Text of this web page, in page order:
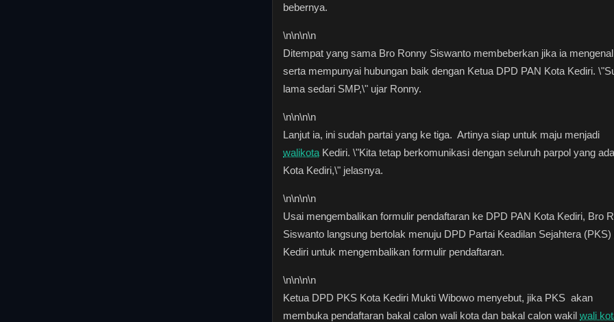
bebernya.
\n\n\n\n
Ditempat yang sama Bro Ronny Siswanto membeberkan jika ia mengenal
serta mempunyai hubungan baik dengan Ketua DPD PAN Kota Kediri.
lama sedari SMP,\" ujar Ronny.
\n\n\n\n
Lanjut ia, ini sudah partai yang ke tiga. Artinya siap untuk maju menjadi
walikota Kediri. \"Kita tetap berkomunikasi dengan seluruh parpol yang
Kota Kediri,\" jelasnya.
\n\n\n\n
Usai mengembalikan formulir pendaftaran ke DPD PAN Kota Kediri, Bro
Siswanto langsung bertolak menuju DPD Partai Keadilan Sejahtera (PKS)
Kediri untuk mengembalikan formulir pendaftaran.
\n\n\n\n
Ketua DPD PKS Kota Kediri Mukti Wibowo menyebut, jika PKS akan
membuka pendaftaran bakal calon wali kota dan bakal calon wakil wali